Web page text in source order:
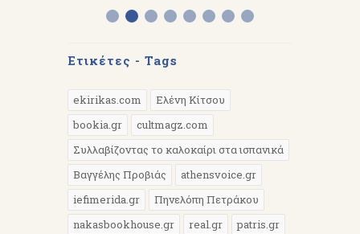
Ετικέτες - Tags
ekirikas.com
Ελένη Κίτσου
bookia.gr
cultmagz.com
Συλλαβίζοντας το καλοκαίρι στα ισπανικά
Βαγγέλης Προβιάς
athensvoice.gr
iefimerida.gr
Πηνελόπη Πετράκου
nakasbookhouse.gr
real.gr patris.gr